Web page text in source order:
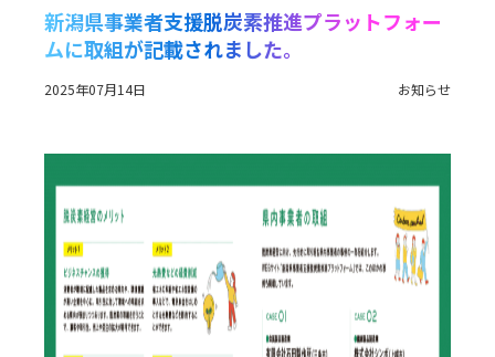
新潟県事業者支援脱炭素推進プラットフォー
ムに取組が記載されました。
2025年07月14日 お知らせ